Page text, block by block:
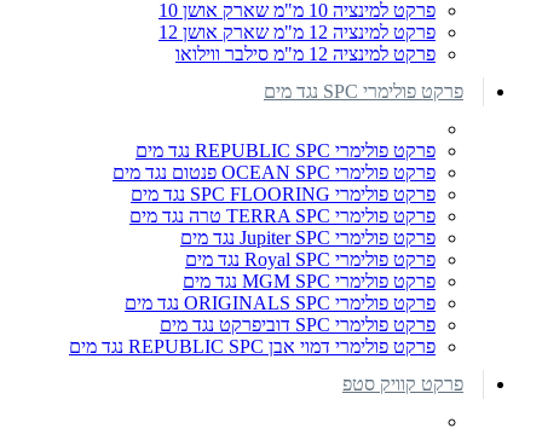
פרקט למינציה 10 מ"מ שארק אושן 10
פרקט למינציה 12 מ"מ שארק אושן 12
פרקט למינציה 12 מ"מ סילבר ווילואו
פרקט פולימרי SPC נגד מים
פרקט פולימרי REPUBLIC SPC נגד מים
פרקט פולימרי OCEAN SPC פנטום נגד מים
פרקט פולימרי SPC FLOORING נגד מים
פרקט פולימרי TERRA SPC טרה נגד מים
פרקט פולימרי Jupiter SPC נגד מים
פרקט פולימרי Royal SPC נגד מים
פרקט פולימרי MGM SPC נגד מים
פרקט פולימרי ORIGINALS SPC נגד מים
פרקט פולימרי SPC דוביפרקט נגד מים
פרקט פולימרי דמוי אבן REPUBLIC SPC נגד מים
פרקט קוויק סטפ